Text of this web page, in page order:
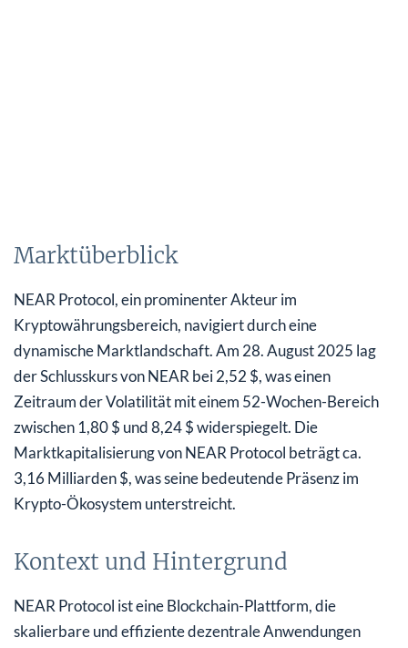
Marktüberblick
NEAR Protocol, ein prominenter Akteur im
Kryptowährungsbereich, navigiert durch eine
dynamische Marktlandschaft. Am 28. August 2025 lag
der Schlusskurs von NEAR bei 2,52 $, was einen
Zeitraum der Volatilität mit einem 52-Wochen-Bereich
zwischen 1,80 $ und 8,24 $ widerspiegelt. Die
Marktkapitalisierung von NEAR Protocol beträgt ca.
3,16 Milliarden $, was seine bedeutende Präsenz im
Krypto-Ökosystem unterstreicht.
Kontext und Hintergrund
NEAR Protocol ist eine Blockchain-Plattform, die
skalierbare und effiziente dezentrale Anwendungen